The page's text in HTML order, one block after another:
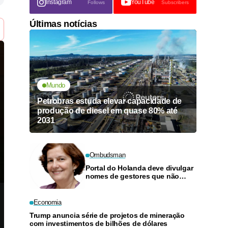
Instagram Follows YouTube Subscribers
Últimas notícias
Mundo
Petrobras estuda elevar capacidade de
produção de diesel em quase 80% até
2031
Ombudsman
Portal do Holanda deve divulgar
nomes de gestores que não
Economia
Trump anuncia série de projetos de mineração
com investimentos de bilhões de dólares